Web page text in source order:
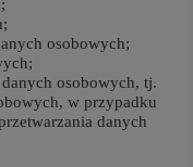
osobowych;
osobowych, tj.
w przypadku
danych